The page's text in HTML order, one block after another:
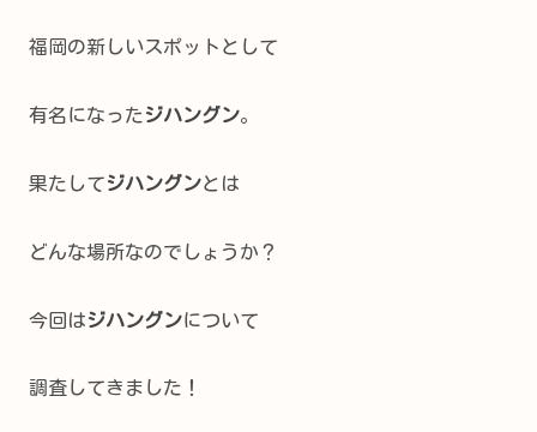
福岡の新しいスポットとして
有名になった ジハングン。
果たしてジハングンとは
どんな場所なのでしょうか？
今回はジハングンについて
調査してきました！